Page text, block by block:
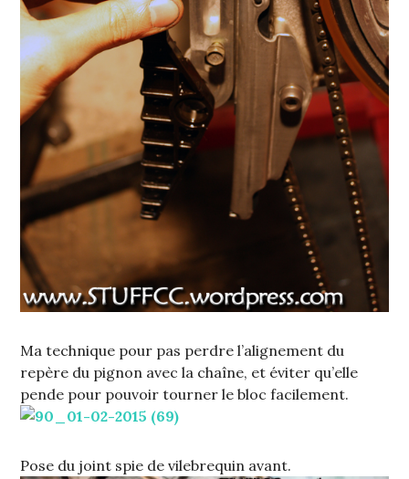
Ma technique pour pas perdre l’alignement du
repère du pignon avec la chaîne, et éviter qu’elle
pende pour pouvoir tourner le bloc facilement.
Pose du joint spie de vilebrequin avant.